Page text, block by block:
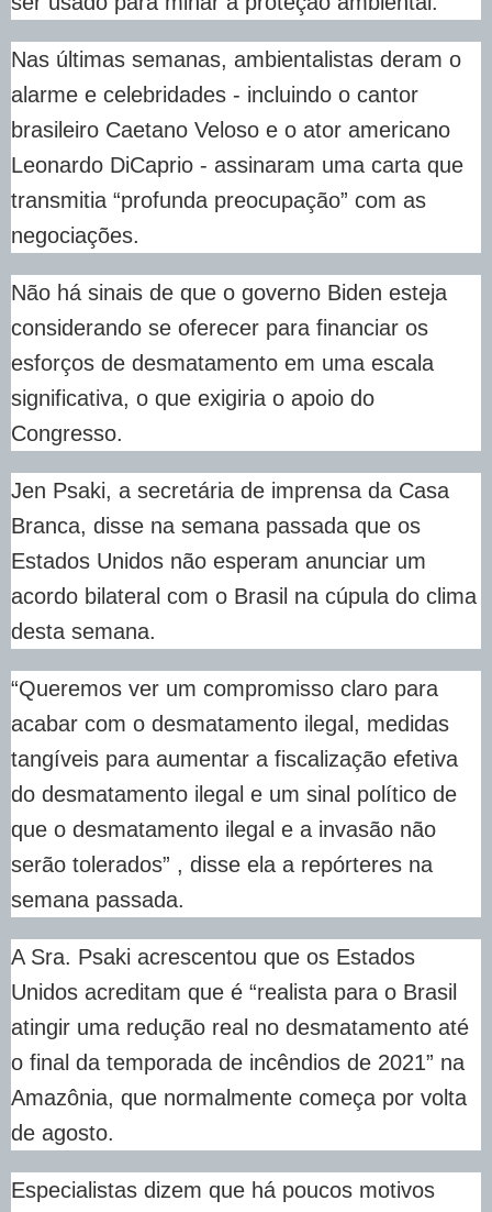
Nas últimas semanas, ambientalistas deram o
alarme e celebridades - incluindo o cantor
brasileiro Caetano Veloso e o ator americano
Leonardo DiCaprio - assinaram uma carta que
transmitia “profunda preocupação” com as
negociações.
Não há sinais de que o governo Biden esteja
considerando se oferecer para financiar os
esforços de desmatamento em uma escala
significativa, o que exigiria o apoio do
Congresso.
Jen Psaki, a secretária de imprensa da Casa
Branca, disse na semana passada que os
Estados Unidos não esperam anunciar um
acordo bilateral com o Brasil na cúpula do clima
desta semana.
“Queremos ver um compromisso claro para
acabar com o desmatamento ilegal, medidas
tangíveis para aumentar a fiscalização efetiva
do desmatamento ilegal e um sinal político de
que o desmatamento ilegal e a invasão não
serão tolerados” , disse ela a repórteres na
semana passada.
A Sra. Psaki acrescentou que os Estados
Unidos acreditam que é “realista para o Brasil
atingir uma redução real no desmatamento até
o final da temporada de incêndios de 2021” na
Amazônia, que normalmente começa por volta
de agosto.
Especialistas dizem que há poucos motivos